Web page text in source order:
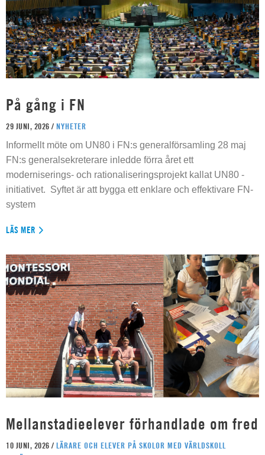
På gång i FN
29 JUNI, 2026 / NYHETER
Informellt möte om UN80 i FN:s generalförsamling 28 maj
FN:s generalsekreterare inledde förra året ett
moderniserings- och rationaliseringsprojekt kallat UN80 -
initiativet. Syftet är att bygga ett enklare och effektivare FN-
system
LÄS MER
Mellanstadieelever förhandlade om fred
10 JUNI, 2026 / LÄRARE OCH ELEVER PÅ SKOLOR MED VÄRLDSKOLL